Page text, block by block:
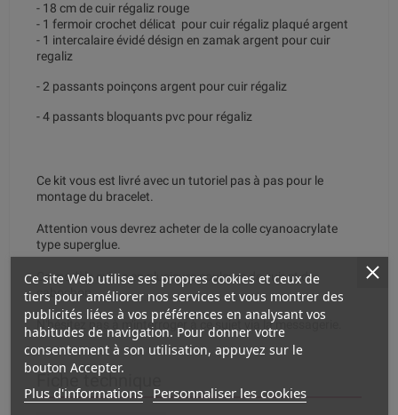
- 18 cm de cuir régaliz rouge
- 1 fermoir crochet délicat pour cuir régaliz plaqué argent
- 1 intercalaire évidé désign en zamak argent pour cuir
regaliz
- 2 passants poinçons argent pour cuir régaliz
- 4 passants bloquants pvc pour régaliz
Ce kit vous est livré avec un tutoriel pas à pas pour le
montage du bracelet.
Attention vous devrez acheter de la colle cyanoacrylate
type superglue.
Ce modèle existe en plusieurs couleurs de cuir et de
cabochon.
N'hésitez pas à m'interroger à ce sujet via la messagerie.
Fiche technique
Ce site Web utilise ses propres cookies et ceux de
tiers pour améliorer nos services et vous montrer des
publicités liées à vos préférences en analysant vos
habitudes de navigation. Pour donner votre
consentement à son utilisation, appuyez sur le
bouton Accepter.
Plus d'informations Personnaliser les cookies